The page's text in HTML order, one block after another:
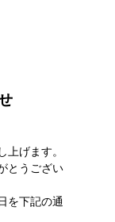
げます。
とうござい
を下記の通